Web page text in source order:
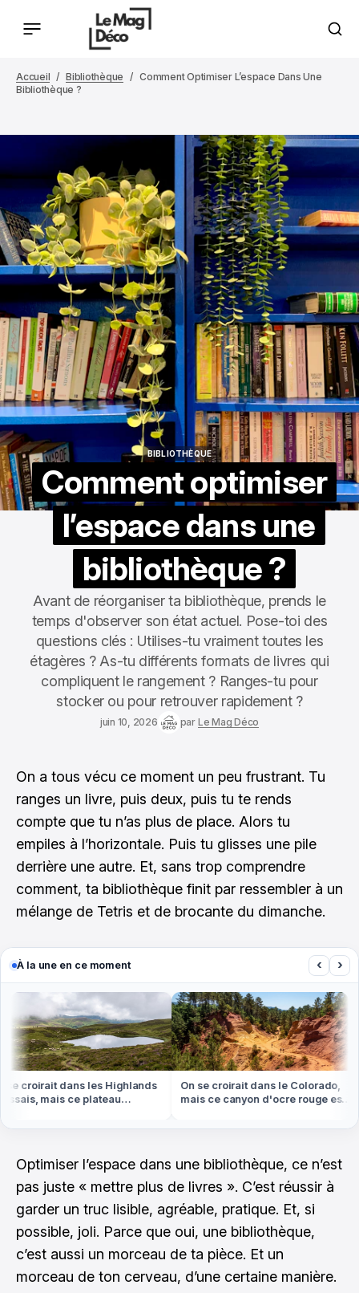
Accueil Bibliothèque
Comment Optimiser L’espace Dans Une
Bibliothèque ?
BIBLIOTHÈQUE
Comment optimiser
l’espace dans une
bibliothèque ?
Avant de réorganiser ta bibliothèque, prends le
temps d'observer son état actuel. Pose-toi des
questions clés : Utilises-tu vraiment toutes les
étagères ? As-tu différents formats de livres qui
compliquent le rangement ? Ranges-tu pour
stocker ou pour retrouver rapidement ?
juin 10, 2026 par Le Mag Déco
On a tous vécu ce moment un peu frustrant. Tu
ranges un livre, puis deux, puis tu te rends
compte que tu n’as plus de place. Alors tu
empiles à l’horizontale. Puis tu glisses une pile
derrière une autre. Et, sans trop comprendre
comment, ta bibliothèque finit par ressembler à un
mélange de Tetris et de brocante du dimanche.
À la une en ce moment ‹ ›
croirait dans les Highlands
mais ce plateau
On se croirait dans le Colorado,
mais ce canyon d'ocre rouge est
Optimiser l’espace dans une bibliothèque, ce n’est
pas juste « mettre plus de livres ». C’est réussir à
garder un truc lisible, agréable, pratique. Et, si
possible, joli. Parce que oui, une bibliothèque,
c’est aussi un morceau de ta pièce. Et un
morceau de ton cerveau, d’une certaine manière.